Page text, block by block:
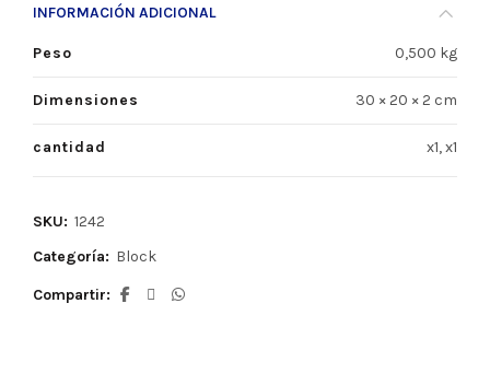
INFORMACIÓN ADICIONAL
Peso 0,500 kg
Dimensiones 30 × 20 × 2 cm
cantidad x1, x1
SKU: 1242
Categoría: Block
Compartir